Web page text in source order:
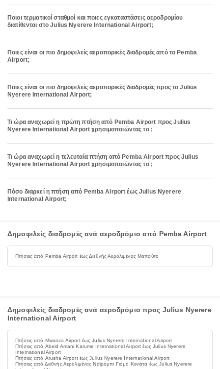
Ποιοι τερματικοί σταθμοί και ποιες εγκαταστάσεις αεροδρομίου
διατίθενται στο Julius Nyerere International Airport;
Ποιες είναι οι πιο δημοφιλείς αεροπορικές διαδρομές από το Pemba
Airport;
Ποιες είναι οι πιο δημοφιλείς αεροπορικές διαδρομές προς το Julius
Nyerere International Airport;
Τι ώρα αναχωρεί η πρώτη πτήση από Pemba Airport προς Julius
Nyerere International Airport χρησιμοποιώντας το ;
Τι ώρα αναχωρεί η τελευταία πτήση από Pemba Airport προς Julius
Nyerere International Airport χρησιμοποιώντας το ;
Πόσο διαρκεί η πτήση από Pemba Airport έως Julius Nyerere
International Airport;
Δημοφιλείς διαδρομές ανά αεροδρόμιο από Pemba Airport
Πτήσεις από Pemba Airport έως Διεθνής Αερολιμένας Μαπούτο
Δημοφιλείς διαδρομές ανά αεροδρόμιο προς Julius Nyerere
International Airport
Πτήσεις από Mwanza Airport έως Julius Nyerere International Airport
Πτήσεις από Abeid Amani Karume International Airport έως Julius Nyerere
International Airport
Πτήσεις από Arusha Airport έως Julius Nyerere International Airport
Πτήσεις από Διεθνής Αερολιμένας Ναϊρόμπι Γιόμο Κενιάτα έως Julius Nyerere